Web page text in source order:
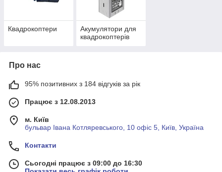
Квадрокоптери
Акумулятори для
квадрокоптерів
Про нас
95% позитивних з 184 відгуків за рік
Працює з 12.08.2013
м. Київ
бульвар Івана Котляревського, 10 офіс 5, Київ, Україна
Контакти
Сьогодні працює з 09:00 до 16:30